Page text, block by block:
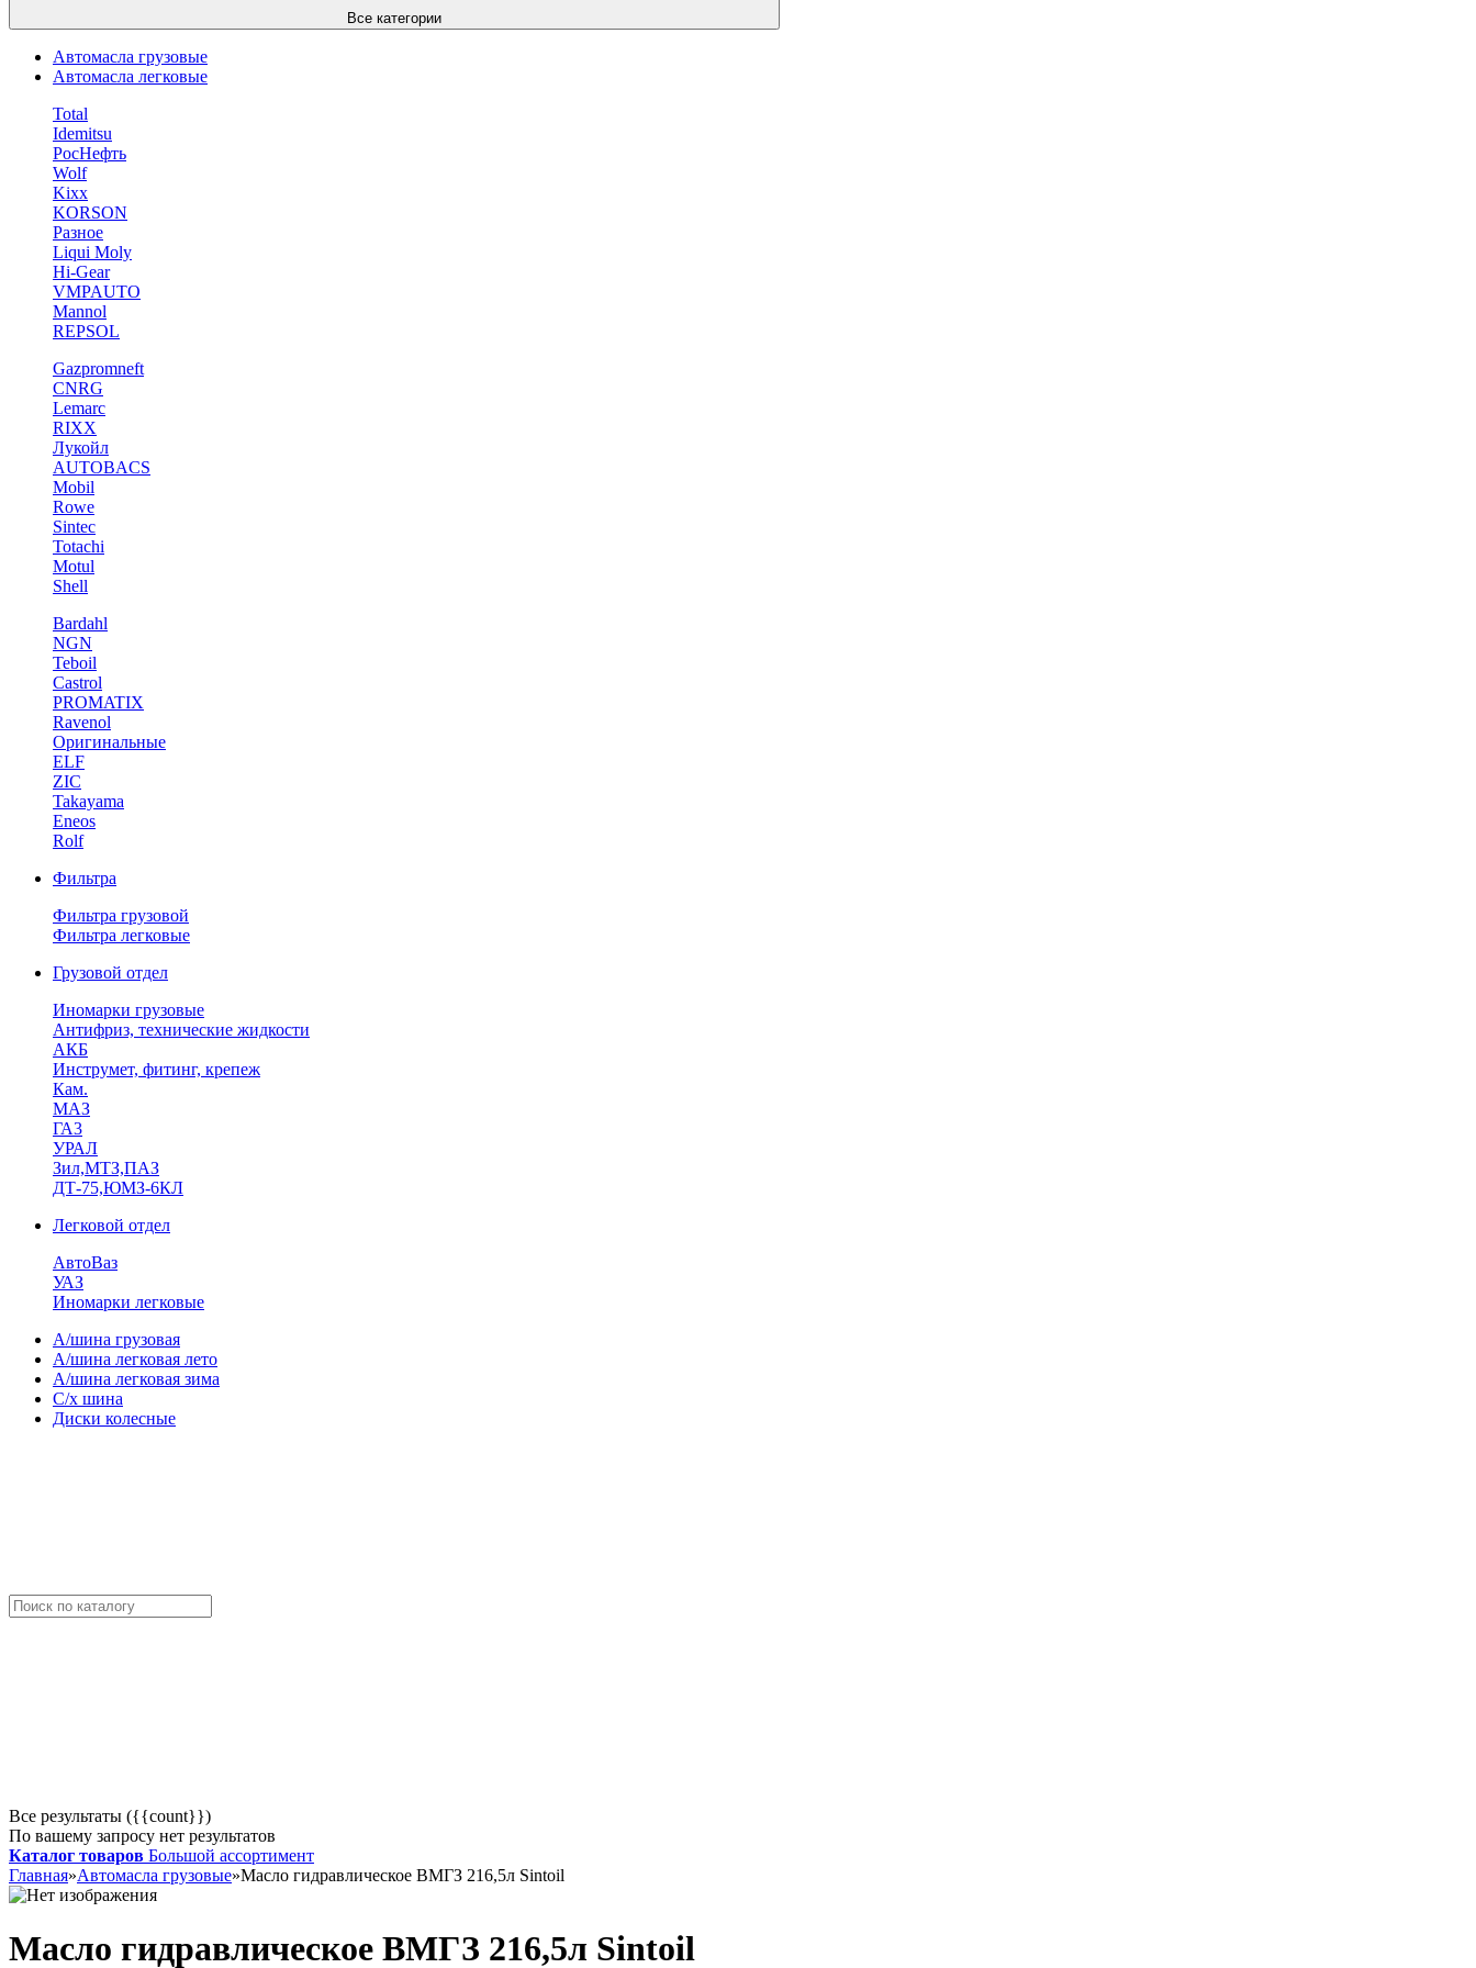
Все категории
Автомасла грузовые
Автомасла легковые
Total
Idemitsu
РосНефть
Wolf
Kixx
KORSON
Разное
Liqui Moly
Hi-Gear
VMPAUTO
Mannol
REPSOL
Gazpromneft
CNRG
Lemarc
RIXX
Лукойл
AUTOBACS
Mobil
Rowe
Sintec
Totachi
Motul
Shell
Bardahl
NGN
Teboil
Castrol
PROMATIX
Ravenol
Оригинальные
ELF
ZIC
Takayama
Eneos
Rolf
Фильтра
Фильтра грузовой
Фильтра легковые
Грузовой отдел
Иномарки грузовые
Антифриз, технические жидкости
АКБ
Инструмет, фитинг, крепеж
Кам.
МАЗ
ГА3
УРАЛ
Зил,МТЗ,ПАЗ
ДТ-75,ЮМЗ-6КЛ
Легковой отдел
АвтоВаз
УАЗ
Иномарки легковые
А/шина грузовая
А/шина легковая лето
А/шина легковая зима
С/х шина
Диски колесные
Все результаты ({{count}})
По вашему запросу нет результатов
Каталог товаров Большой ассортимент
Главная»Автомасла грузовые»Масло гидравлическое ВМГЗ 216,5л Sintoil
Масло гидравлическое ВМГЗ 216,5л Sintoil